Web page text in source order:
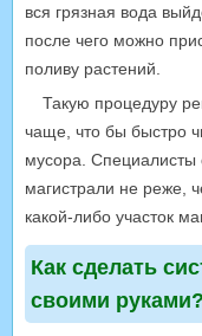
вся грязная вода
после чего можно
поливу растений.
Такую процедуру
чаще, что бы быстро
мусора. Специалисты
магистрали не реже,
какой-либо участок
Как сделать
своими руками?